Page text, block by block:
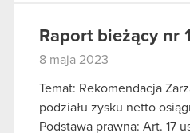
Raport bieżący nr
8 maja 2023
Temat: Rekomendacja
podziału zysku netto
Podstawa prawna: Art. 17